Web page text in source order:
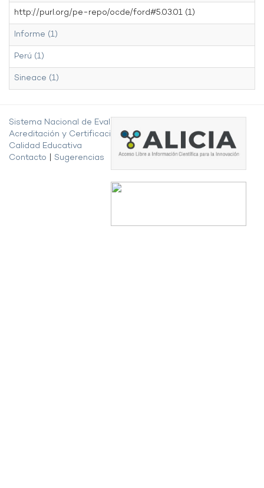
http://purl.org/pe-repo/ocde/ford#5.03.01 (1)
Informe (1)
Perú (1)
Sineace (1)
Sistema Nacional de Evaluación,
Acreditación y Certificación de la
Calidad Educativa
Contacto
Sugerencias